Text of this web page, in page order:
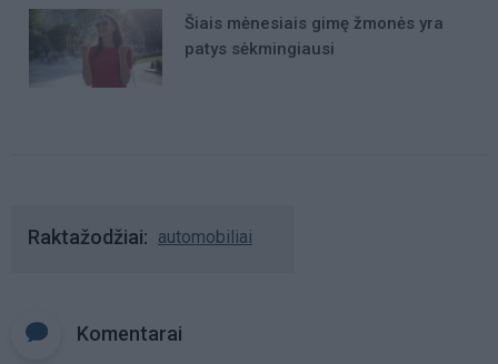
Šiais mėnesiais gimę žmonės yra
patys sėkmingiausi
Raktažodžiai automobiliai
Komentarai